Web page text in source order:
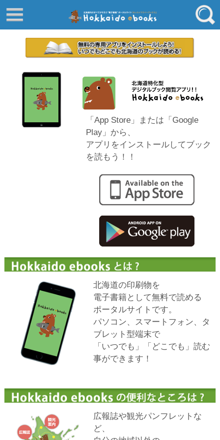
フリーワード
ジャンル
エリア
キーワード
北海道ワード
「App Store」または「Google
Play」から、
アプリをインストールしてブック
を読もう！！
北海道の印刷物を
電子書籍として無料で読める
ポータルサイトです。
パソコン、スマートフォン、タ
ブレット型端末で
「いつでも」「どこでも」読む
事ができます！
広報誌や観光パンフレットな
ど、
はじめてご利用される方へ
ふるさと納税ebooks
小清水アーカイブスebooks
北海道立文書館赤れんが
hokkaido ebooksとは
運営会社
ご利用ガイド
よくある質問
サイトマップ
掲載の方法
個人情報保護方針
動作環境
プライバシーポリシー（配信アプリ